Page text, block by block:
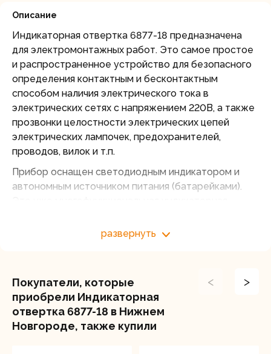
Описание
Индикаторная отвертка 6877-18 предназначена
для электромонтажных работ. Это самое простое
и распространенное устройство для безопасного
определения контактным и бесконтактным
способом наличия электрического тока в
электрических сетях с напряжением 220В, а также
прозвонки целостности электрических цепей
электрических лампочек, предохранителей,
проводов, вилок и т.п.
Прибор оснащен светодиодным индикатором и
автономным источником питания (батарейками).
отвертку также включен транзистор, обычно
определять обрыв цепи;
позволяет найти место повреждения в
проводнике;
определять полярность источников постоянного
развернуть
Покупатели, которые
приобрели Индикаторная
отвертка 6877-18 в Нижнем
Новгороде, также купили
< >